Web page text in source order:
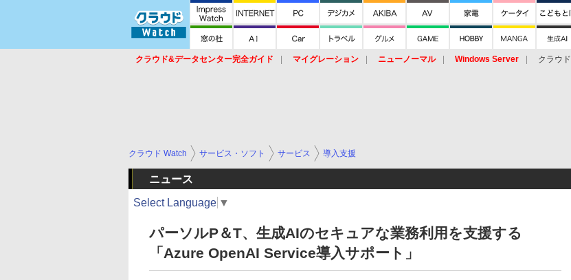
クラウド&データセンター完全ガイド マイグレーション ニューノーマル Windows Server クラウド
クラウド Watch サービス・ソフト サービス 導入支援
ニュース
Select Language ▼
パーソルP＆T、生成AIのセキュアな業務利用を支援する
「Azure OpenAI Service導入サポート」